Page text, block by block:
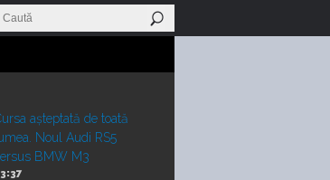
așteptată de toată
Noul Audi RS5
BMW M3